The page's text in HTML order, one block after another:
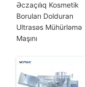
Əczaçılıq Kosmetik
Boruları Dolduran
Ultrasəs Mühürləmə
Maşını